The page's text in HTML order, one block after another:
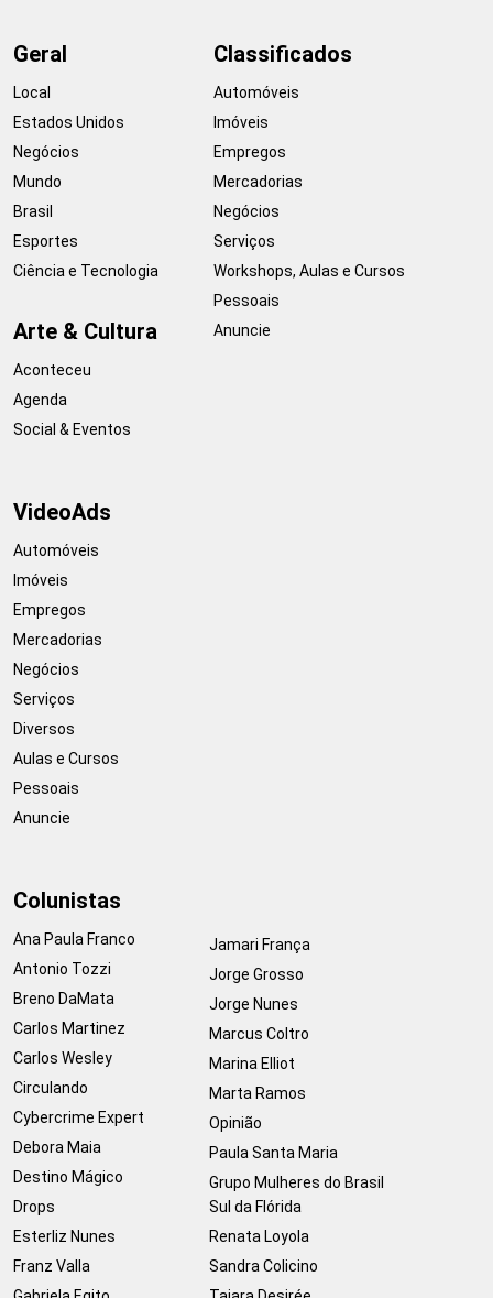
Geral
Local
Estados Unidos
Negócios
Mundo
Brasil
Esportes
Ciência e Tecnologia
Arte & Cultura
Aconteceu
Agenda
Social & Eventos
Classificados
Automóveis
Imóveis
Empregos
Mercadorias
Negócios
Serviços
Workshops, Aulas e Cursos
Pessoais
Anuncie
VideoAds
Automóveis
Imóveis
Empregos
Mercadorias
Negócios
Serviços
Diversos
Aulas e Cursos
Pessoais
Anuncie
Colunistas
Ana Paula Franco
Antonio Tozzi
Breno DaMata
Carlos Martinez
Carlos Wesley
Circulando
Cybercrime Expert
Debora Maia
Destino Mágico
Drops
Esterliz Nunes
Franz Valla
Jamari França
Jorge Grosso
Jorge Nunes
Marcus Coltro
Marina Elliot
Marta Ramos
Opinião
Paula Santa Maria
Grupo Mulheres do Brasil
Sul da Flórida
Renata Loyola
Sandra Colicino